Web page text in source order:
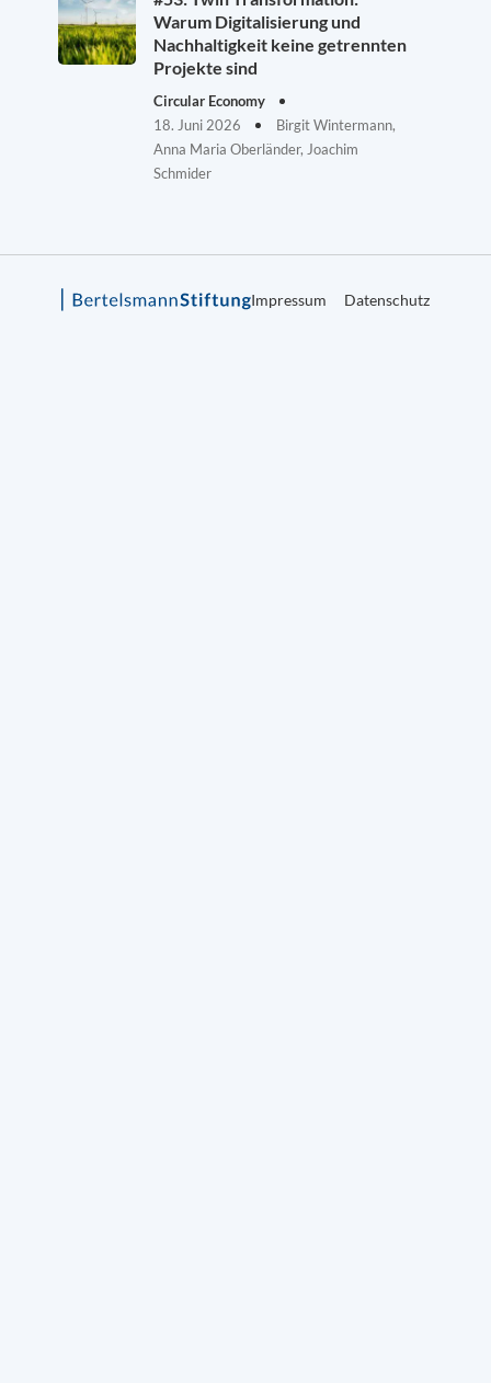
Warum Digitalisierung und
Nachhaltigkeit keine getrennten
Projekte sind
Circular Economy
18. Juni 2026
Birgit Wintermann,
Anna Maria Oberländer, Joachim
Schmider
Impressum Datenschutz